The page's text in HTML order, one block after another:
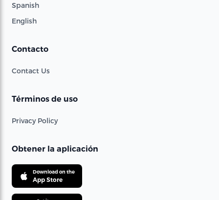
Spanish
English
Contacto
Contact Us
Términos de uso
Privacy Policy
Obtener la aplicación
Download on the
App Store